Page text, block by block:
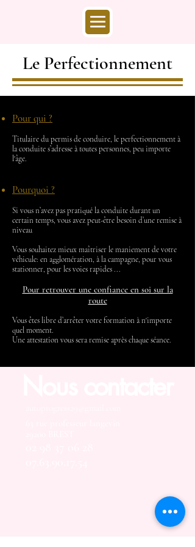
Le Perfectionnement
Pour qui ?
Titulaire du permis de conduire, le perfectionnement à
la conduite s’adresse à toutes personnes, peu importe
l'âge.
Pourquoi ?
Si vous n’avez pas pratiqué la conduite durant un
certain temps, vous avez peut-être besoin d’une remise à
niveau
Vous souhaitez mieux maîtriser le maniement de votre
véhicule: en agglomération, à la campagne, pour vous
stationner, pour les voies rapides ...
Pour retrouver une confiance en soi sur la
route
Vous êtes libre d’arrêter votre formation à n'importe
quel moment.
Une attestation vous sera remise après chaque séance.